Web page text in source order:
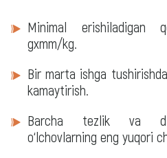
Minimal erishiladigan
gxmm/kg.
Bir marta ishga
kamaytirish.
Barcha tezlik va
o‘lchovlarning eng yuqori